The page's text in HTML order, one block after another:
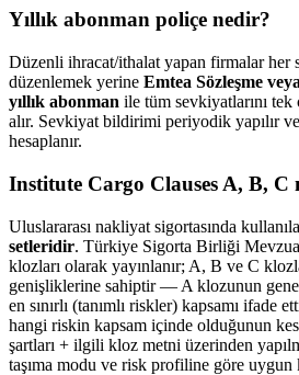
Yıllık abonman poliçe nedir?
Düzenli ihracat/ithalat yapan firmalar her
düzenlemek yerine Emtea Sözleşme
yıllık abonman ile tüm sevkiyatlarını tek
alır. Sevkiyat bildirimi periyodik yapılır
hesaplanır.
Institute Cargo Clauses A, B, C
Uluslararası nakliyat sigortasında
setleridir. Türkiye Sigorta Birliği
klozları olarak yayınlanır; A, B ve C
genişliklerine sahiptir — A klozunun
en sınırlı (tanımlı riskler) kapsamı ifade
hangi riskin kapsam içinde olduğunun
şartları + ilgili kloz metni üzerinden
taşıma modu ve risk profiline göre uygun